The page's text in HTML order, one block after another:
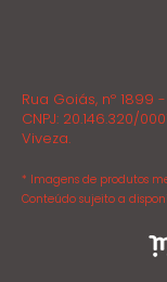
Rua Goiás, nº 1899
CNPJ: 20.146.320/
Viveza.
* Imagens de produtos
Conteúdo sujeito a